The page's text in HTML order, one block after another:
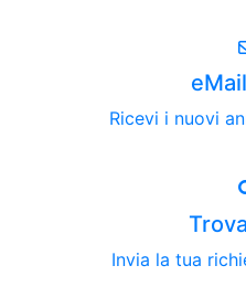
Ricevi i nuovi
Invia la tua